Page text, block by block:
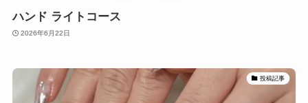
ハンド ライトコース
2026年6月22日
投稿記事